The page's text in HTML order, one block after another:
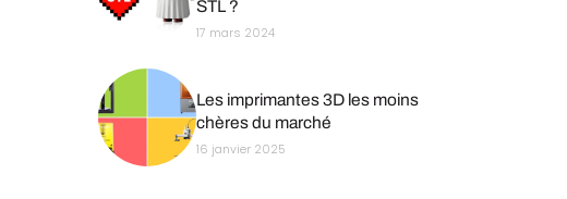
STL ?
17 mars 2024
Les imprimantes 3D les moins
chères du marché
16 janvier 2025